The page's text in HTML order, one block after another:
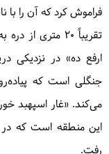
فراموش کرد که آن را با
تقریباً ۲۰
ارفع ده» در نزدیکی
جنگلی است که
می‌کند. «غار اسپهبد
این منطقه است که در